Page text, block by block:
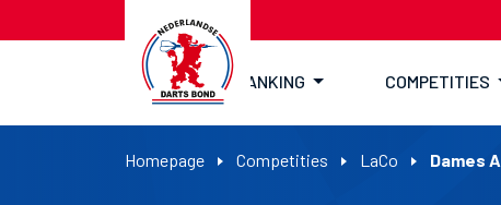
RANKING COMPETITIES
Homepage Competities LaCo Dames A